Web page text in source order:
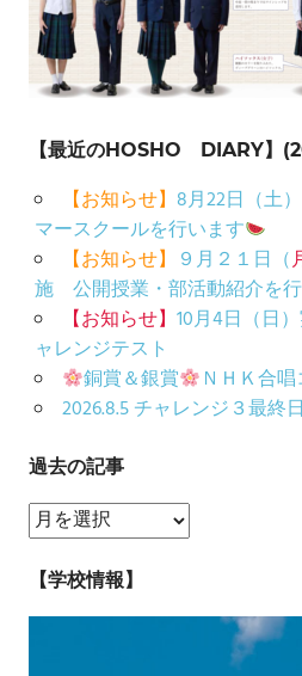
【最近のHOSHO DIARY】
【お知らせ】 8月22日（土
マースクールを行います
【お知らせ】 ９月２１日（
施 公開授業・部活動紹介を
【お知らせ】 10月4日（日
ャレンジテスト
銅賞＆銀賞
ＮＨＫ合
2026.8.5 チャレンジ３最終日
過去の記事
過
去
の
【学校情報】